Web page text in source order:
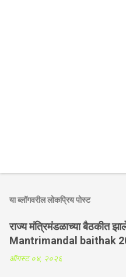
या ब्लॉगवरील लोकप्रिय पोस्ट
राज्य मंत्रिमंडळाच्या बैठकीत झाले
Mantrimandal baithak
ऑगस्ट ०४, २०२६